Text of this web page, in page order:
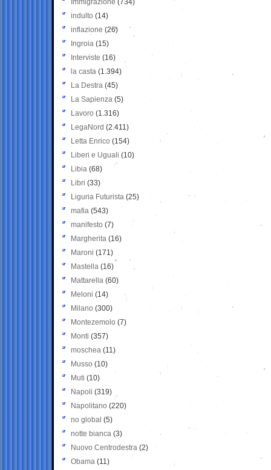
Immigrazione (734)
indulto (14)
inflazione (26)
Ingroia (15)
Interviste (16)
la casta (1.394)
La Destra (45)
La Sapienza (5)
Lavoro (1.316)
LegaNord (2.411)
Letta Enrico (154)
Liberi e Uguali (10)
Libia (68)
Libri (33)
Liguria Futurista (25)
mafia (543)
manifesto (7)
Margherita (16)
Maroni (171)
Mastella (16)
Mattarella (60)
Meloni (14)
Milano (300)
Montezemolo (7)
Monti (357)
moschea (11)
Musso (10)
Muti (10)
Napoli (319)
Napolitano (220)
no global (5)
notte bianca (3)
Nuovo Centrodestra (2)
Obama (11)